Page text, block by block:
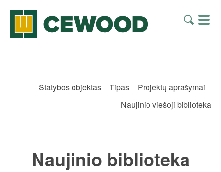
Statybos objektas Tipas
Projektų aprašymai
Naujinio viešoji biblioteka
Naujinio biblioteka